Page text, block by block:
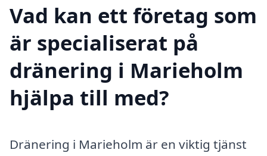
Vad kan ett företag som
är specialiserat på
dränering i Marieholm
hjälpa till med?
Dränering i Marieholm är en viktig tjänst